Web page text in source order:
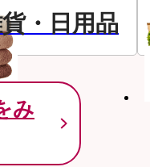
・日用品
み